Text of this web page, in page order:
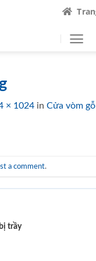
× 1024 in Cửa vòm
a comment.
trầy